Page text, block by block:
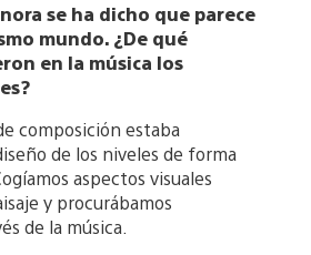
se ha dicho que parece
mundo. ¿De qué
en la música los
composición estaba
de los niveles de forma
aspectos visuales
y procurábamos
de la música.